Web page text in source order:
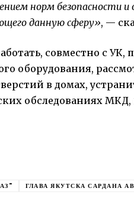
норм безопасности
данную сферу», —
совместно с
оборудования,
в домах,
обследованиях МКД,
ГЛАВА ЯКУТСКА САРДАНА